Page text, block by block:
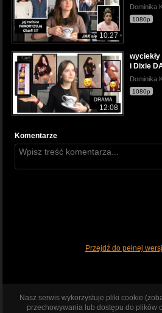
10:27
Dominika
1080p
12:08
wyciekły
i Dixie
Dominika
1080p
Komentarze
Przejdź do pełnej
Nasz serwis wykorzystuje pliki cookie
przechowywania lub dostępu do plików